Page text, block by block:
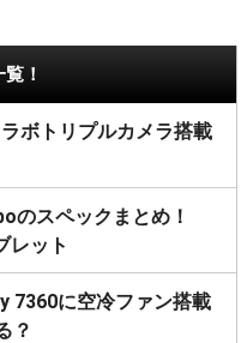
！
ボトリプルカメラ搭載
のスペックまとめ！
レット
7360に空冷ファン搭載
？